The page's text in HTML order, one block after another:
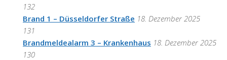
132
Brand 1 – Düsseldorfer Straße 18. Dezember 2025
131
Brandmeldealarm 3 – Krankenhaus 18. Dezember 2025
130